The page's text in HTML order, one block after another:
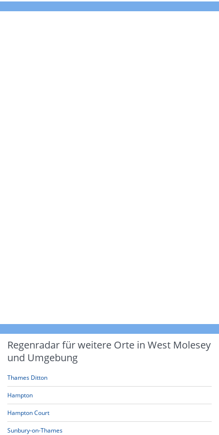
Regenradar für weitere Orte in West Molesey
und Umgebung
Thames Ditton
Hampton
Hampton Court
Sunbury-on-Thames